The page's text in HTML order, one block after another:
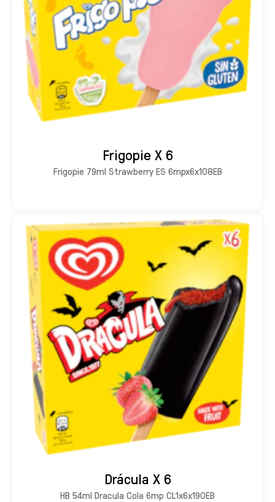
Frigopie X 6
Frigopie 79ml Strawberry ES 6mpx6x108EB
Drácula X 6
HB 54ml Dracula Cola 6mp CL1x6x190EB